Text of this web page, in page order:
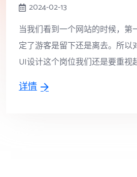
2024-02-13
当我们看到一个网站的时候，第
定了游客是留下还是离去。所以
UI设计这个岗位我们还是要重视
详情